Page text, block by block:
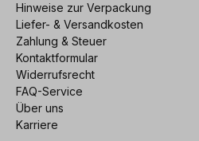
Hinweise zur Verpackung
Liefer- & Versandkosten
Zahlung & Steuer
Kontaktformular
Widerrufsrecht
FAQ-Service
Über uns
Karriere